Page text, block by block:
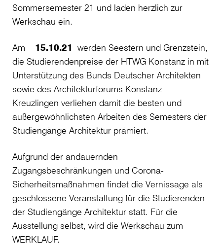
Sommersemester 21 und laden herzlich zur
Werkschau ein.
Am 15.10.21 werden Seestern und Grenzstein,
die Studierendenpreise der HTWG Konstanz in mit
Unterstützung des Bunds Deutscher Architekten
sowie des Architekturforums Konstanz-
Kreuzlingen verliehen damit die besten und
außergewöhnlichsten Arbeiten des Semesters der
Studiengänge Architektur prämiert.
Aufgrund der andauernden
Zugangsbeschränkungen und Corona-
Sicherheitsmaßnahmen findet die Vernissage als
geschlossene Veranstaltung für die Studierenden
der Studiengänge Architektur statt. Für die
Ausstellung selbst, wird die Werkschau zum
WERKLAUF.